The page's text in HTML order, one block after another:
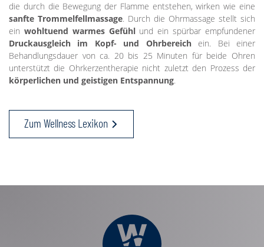
die durch die Bewegung der Flamme entstehen, wirken wie eine
sanfte Trommelfellmassage. Durch die Ohrmassage stellt sich
ein wohltuend warmes Gefühlund ein spürbar empfundener
Druckausgleich im Kopf- und Ohrbereichein. Bei einer
Behandlungsdauer von ca. 20 bis 25 Minuten für beide Ohren
unterstützt die Ohrkerzentherapie nicht zuletzt den Prozess der
körperlichen und geistigen Entspannung.
Zum Wellness Lexikon